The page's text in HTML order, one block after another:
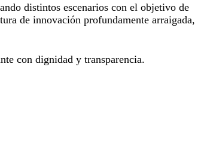
distintos escenarios con el objetivo de
de innovación profundamente arraigada,
con dignidad y transparencia.